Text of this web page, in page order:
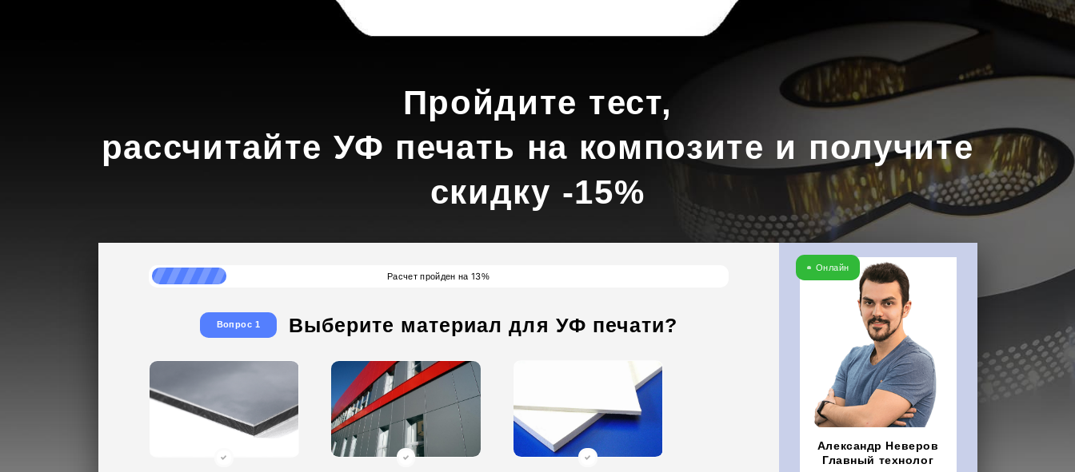
Пройдите тест,
рассчитайте УФ печать на композите и получите
скидку -15%
Расчет пройден на13%
Вопрос 1 Выберите материал для УФ печати?
Онлайн
Александр Неверов
Главный технолог